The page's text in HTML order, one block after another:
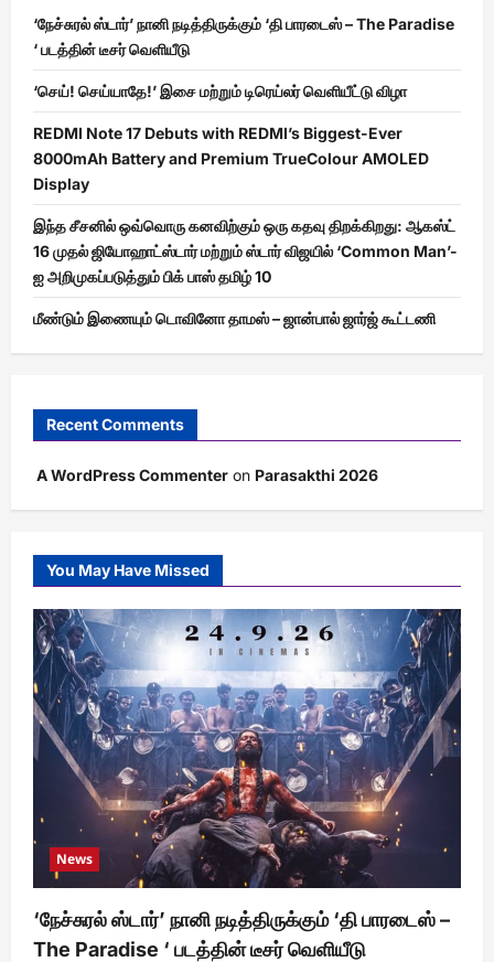
‘நேச்சுரல் ஸ்டார்’ நானி நடித்திருக்கும் ‘தி பாரடைஸ் – The Paradise
‘ படத்தின் டீசர் வெளியீடு
‘செய்! செய்யாதே!’ இசை மற்றும் டிரெய்லர் வெளியீட்டு விழா
REDMI Note 17 Debuts with REDMI’s Biggest-Ever
8000mAh Battery and Premium TrueColour AMOLED
Display
இந்த சீசனில் ஒவ்வொரு கனவிற்கும் ஒரு கதவு திறக்கிறது: ஆகஸ்ட்
16 முதல் ஜியோஹாட்ஸ்டார் மற்றும் ஸ்டார் விஜயில் ‘Common Man’-
ஐ அறிமுகப்படுத்தும் பிக் பாஸ் தமிழ் 10
மீண்டும் இணையும் டொவினோ தாமஸ் – ஜான்பால் ஜார்ஜ் கூட்டணி
Recent Comments
A WordPress Commenter on Parasakthi 2026
You May Have Missed
News
‘நேச்சுரல் ஸ்டார்’ நானி நடித்திருக்கும் ‘தி பாரடைஸ் –
The Paradise ‘ படத்தின் டீசர் வெளியீடு